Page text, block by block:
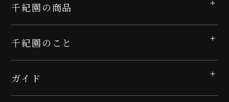
千紀園の商品
千紀園のこと
ガイド